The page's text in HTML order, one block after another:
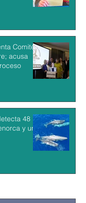
Comité
acusa
48
y un